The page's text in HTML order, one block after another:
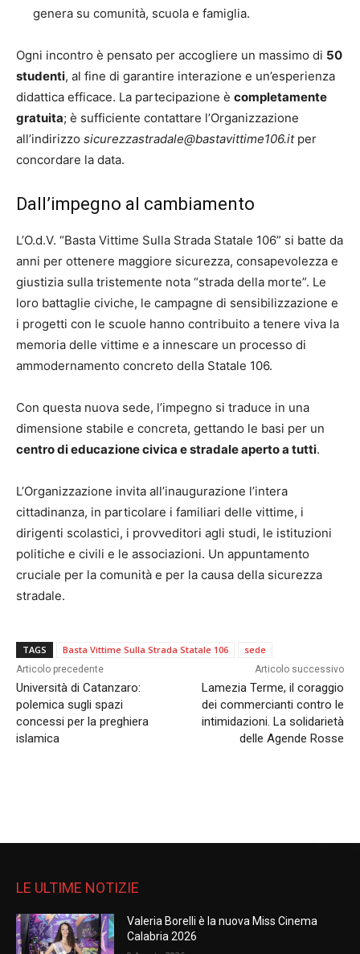
genera su comunità, scuola e famiglia.
Ogni incontro è pensato per accogliere un massimo di 50
studenti, al fine di garantire interazione e un’esperienza
didattica efficace. La partecipazione è completamente
gratuita; è sufficiente contattare l’Organizzazione
all’indirizzo sicurezzastradale@bastavittime106.itper
concordare la data.
Dall’impegno al cambiamento
L’O.d.V. “Basta Vittime Sulla Strada Statale 106” si batte da
anni per ottenere maggiore sicurezza, consapevolezza e
giustizia sulla tristemente nota “strada della morte”. Le
loro battaglie civiche, le campagne di sensibilizzazione e
i progetti con le scuole hanno contribuito a tenere viva la
memoria delle vittime e a innescare un processo di
ammodernamento concreto della Statale 106.
Con questa nuova sede, l’impegno si traduce in una
dimensione stabile e concreta, gettando le basi per un
centro di educazione civica e stradale aperto a tutti.
L’Organizzazione invita all’inaugurazione l’intera
cittadinanza, in particolare i familiari delle vittime, i
dirigenti scolastici, i provveditori agli studi, le istituzioni
politiche e civili e le associazioni. Un appuntamento
cruciale per la comunità e per la causa della sicurezza
stradale.
TAGS Basta Vittime Sulla Strada Statale 106 sede
Articolo precedente
Università di Catanzaro:
polemica sugli spazi
concessi per la preghiera
islamica
Articolo successivo
Lamezia Terme, il coraggio
dei commercianti contro le
intimidazioni. La solidarietà
delle Agende Rosse
LE ULTIME NOTIZIE
Valeria Borelli è la nuova Miss Cinema
Calabria 2026